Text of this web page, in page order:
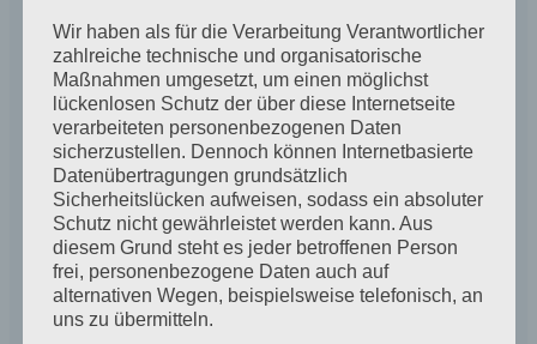
Suggested text:Articles on this site may include
embedded content (e.g. videos, images, articles,
etc.). Embedded content from other websites
behaves in the exact same way as if the visitor has
visited the other website.
These websites may collect data about you, use
cookies, embed additional third-party tracking, and
monitor your interaction with that embedded
content, including tracking your interaction with the
Wir haben als für die Verarbeitung Verantwortlicher
zahlreiche technische und organisatorische
Maßnahmen umgesetzt, um einen möglichst
lückenlosen Schutz der über diese Internetseite
verarbeiteten personenbezogenen Daten
sicherzustellen. Dennoch können Internetbasierte
Datenübertragungen grundsätzlich
Sicherheitslücken aufweisen, sodass ein absoluter
Schutz nicht gewährleistet werden kann. Aus
diesem Grund steht es jeder betroffenen Person
frei, personenbezogene Daten auch auf
alternativen Wegen, beispielsweise telefonisch, an
uns zu übermitteln.